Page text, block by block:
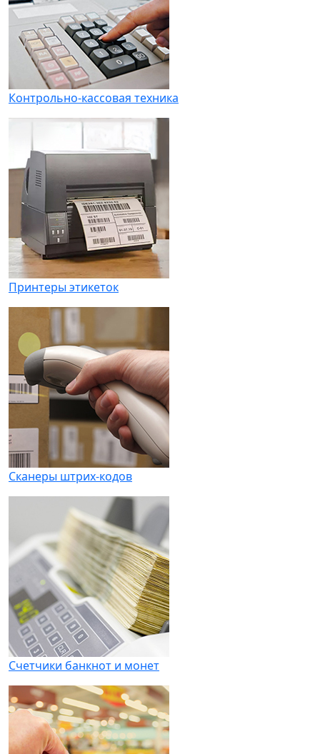
Контрольно-кассовая техника
Принтеры этикеток
Сканеры штрих-кодов
Счетчики банкнот и монет